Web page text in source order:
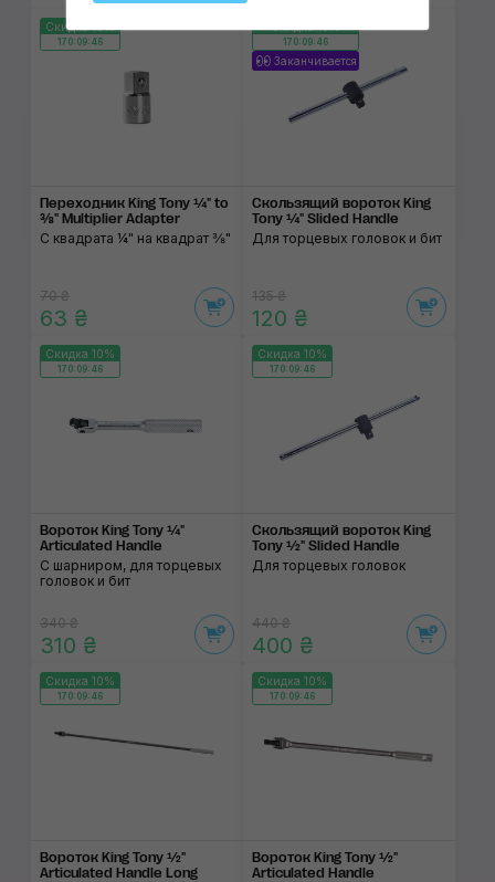
Скидка 10%
170:09:46
Переходник King Tony ¼" to
⅜" Multiplier Adapter
С квадрата ¼" на квадрат ⅜"
70 ₴
63 ₴
170:09:46
Заканчивается
Скользящий вороток King
Tony ¼" Slided Handle
Для торцевых головок и бит
135 ₴
120 ₴
Скидка 10%
170:09:46
Вороток King Tony ¼"
Articulated Handle
С шарниром, для торцевых
головок и бит
340 ₴
310 ₴
Скидка 10%
170:09:46
Скользящий вороток King
Tony ½" Slided Handle
Для торцевых головок
440 ₴
400 ₴
Скидка 10%
170:09:46
Вороток King Tony ½"
Articulated Handle Long
Скидка 10%
170:09:46
Вороток King Tony ½"
Articulated Handle